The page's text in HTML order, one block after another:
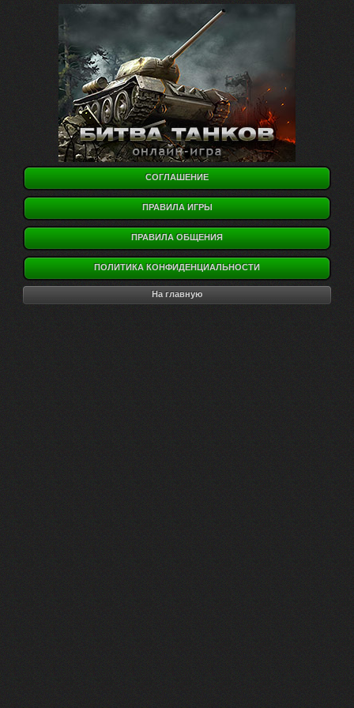
СОГЛАШЕНИЕ
ПРАВИЛА ИГРЫ
ПРАВИЛА ОБЩЕНИЯ
ПОЛИТИКА КОНФИДЕНЦИАЛЬНОСТИ
На главную